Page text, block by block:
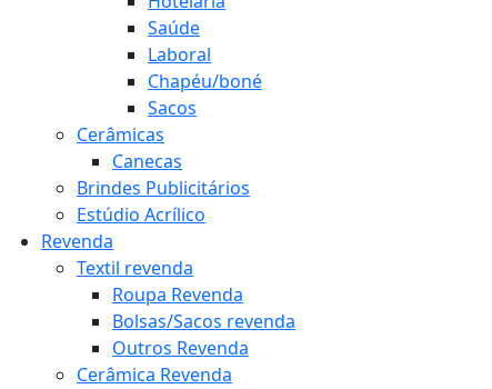
Saúde
Laboral
Chapéu/boné
Sacos
Cerâmicas
Canecas
Brindes Publicitários
Estúdio Acrílico
Revenda
Textil revenda
Roupa Revenda
Bolsas/Sacos revenda
Outros Revenda
Cerâmica Revenda